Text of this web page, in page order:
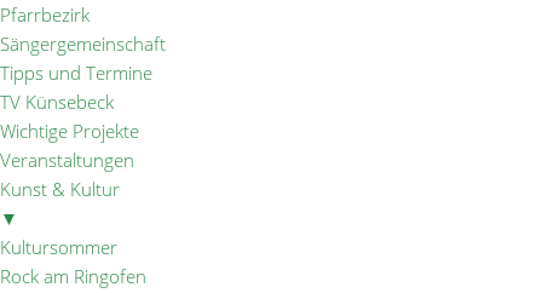
Pfarrbezirk
Sängergemeinschaft
Tipps und Termine
TV Künsebeck
Wichtige Projekte
Veranstaltungen
Kunst & Kultur
▼
Kultursommer
Rock am Ringofen